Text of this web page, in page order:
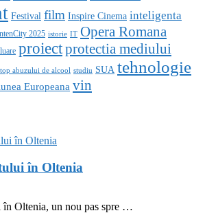
Festival film Inspire Cinema inteligenta
2025 istorie IT Opera Romana
proiectprotectia mediului
abuzului de alcool studiu SUA tehnologie
Europeana vin
în Oltenia
în Oltenia, un nou pas spre …